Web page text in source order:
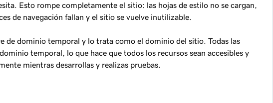
Esto rompe completamente el sitio: las hojas de estilo no se cargan,
de navegación fallan y el sitio se vuelve inutilizable.
de dominio temporal y lo trata como el dominio del sitio. Todas las
temporal, lo que hace que todos los recursos sean accesibles y
mientras desarrollas y realizas pruebas.